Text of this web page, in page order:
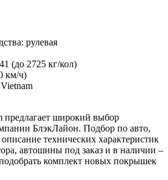
рулевая
(до 2725 кг/кол)
км/ч)
Vietnam
предлагает широкий выбор
БлэкЛайон. Подбор по авто,
технических характеристик
автошины под заказ и в наличии –
комплект новых покрышек